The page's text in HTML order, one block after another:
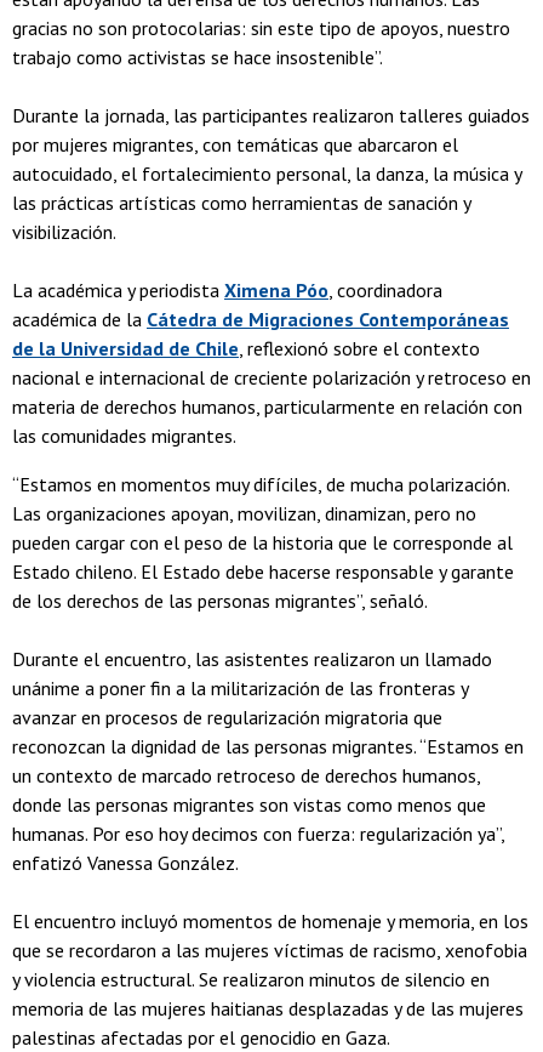
gracias no son protocolarias: sin este tipo de apoyos, nuestro
trabajo como activistas se hace insostenible”.
Durante la jornada, las participantes realizaron talleres guiados
por mujeres migrantes, con temáticas que abarcaron el
autocuidado, el fortalecimiento personal, la danza, la música y
las prácticas artísticas como herramientas de sanación y
visibilización.
La académica y periodista Ximena Póo, coordinadora
académica de la Cátedra de Migraciones Contemporáneas
de la Universidad de Chile, reflexionó sobre el contexto
nacional e internacional de creciente polarización y retroceso en
materia de derechos humanos, particularmente en relación con
las comunidades migrantes.
“Estamos en momentos muy difíciles, de mucha polarización.
Las organizaciones apoyan, movilizan, dinamizan, pero no
pueden cargar con el peso de la historia que le corresponde al
Estado chileno. El Estado debe hacerse responsable y garante
de los derechos de las personas migrantes”, señaló.
Durante el encuentro, las asistentes realizaron un llamado
unánime a poner fin a la militarización de las fronteras y
avanzar en procesos de regularización migratoria que
reconozcan la dignidad de las personas migrantes. “Estamos en
un contexto de marcado retroceso de derechos humanos,
donde las personas migrantes son vistas como menos que
humanas. Por eso hoy decimos con fuerza: regularización ya”,
enfatizó Vanessa González.
El encuentro incluyó momentos de homenaje y memoria, en los
que se recordaron a las mujeres víctimas de racismo, xenofobia
y violencia estructural. Se realizaron minutos de silencio en
memoria de las mujeres haitianas desplazadas y de las mujeres
palestinas afectadas por el genocidio en Gaza.